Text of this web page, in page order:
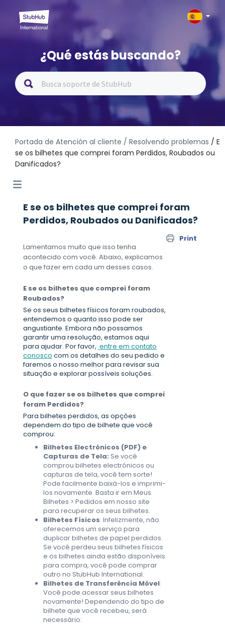
¿Qué estás buscando?
Portada de Atención al cliente / Resolvendo problemas / E
se os bilhetes que comprei foram Perdidos, Roubados ou
Danificados?
E se os bilhetes que comprei foram
Perdidos, Roubados ou Danificados?
Print
Lamentamos muito que isso tenha
acontecido com você. Abaixo, explicamos
o que fazer em cada um desses casos.
E se os bilhetes que comprei foram
Roubados?
Se os seus bilhetes físicos foram roubados,
entendemos o quanto isso pode ser
angustiante. Embora não possamos
garantir uma resolução, estamos aqui
para ajudar. Por favor, entre em contato
conosco com os detalhes do seu pedido e
faremos o nosso melhor para revisar sua
situação e explorar possíveis soluções.
O que fazer se os bilhetes que comprei
foram Perdidos?
Para bilhetes perdidos, as opções
dependem do tipo de bilhete que você
comprou:
Bilhetes Electrónicos (PDF) e
Capturas de Tela: Se você
comprou bilhetes electrónicos ou
capturas de tela, você tem sorte!
Pode facilmente baixá-los e imprimi-
los novamente. Basta ir em Meus
Bilhetes > Pedidos em nosso site
para recuperar os seus bilhetes.
Bilhetes Físicos: Infelizmente, não
oferecemos um serviço para
duplicar bilhetes de papel perdidos.
Se você perdeu seus bilhetes físicos
e os bilhetes ainda estão disponíveis
para compra, você pode comprar
outro no StubHub International.
Bilhetes de Transferência Móvel:
Você pode acessar seus bilhetes
novamente! Dependendo do tipo de
bilhete que você recebeu, será
necessário: